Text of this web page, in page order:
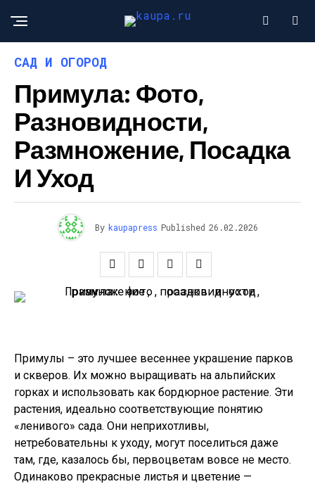
САД И ОГОРОД
Примула: Фото,
Разновидности,
Размножение, Посадка
И Уход
By kaupapress Published 26.02.2026
Примулы – это лучшее весеннее украшение парков
и скверов. Их можно выращивать на альпийских
горках и использовать как бордюрное растение. Эти
растения, идеально соответствующие понятию
«ленивого» сада. Они неприхотливы,
нетребовательны к уходу, могут поселиться даже
там, где, казалось бы, первоцветам вовсе не место.
Одинаково прекрасные листья и цветение —